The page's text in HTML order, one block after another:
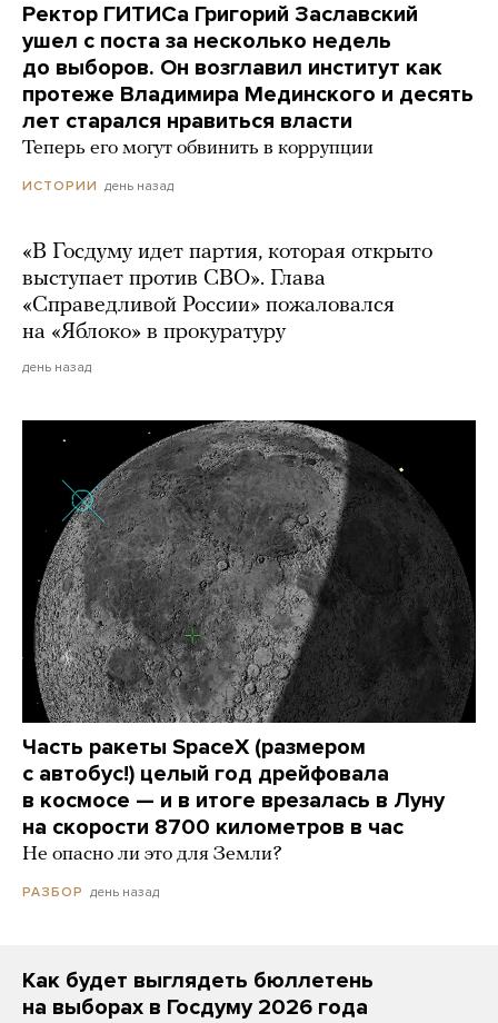
Ректор ГИТИСа Григорий Заславский
ушел с поста за несколько недель
до выборов. Он возглавил институт как
протеже Владимира Мединского и десять
лет старался нравиться власти
Теперь его могут обвинить в коррупции
ИСТОРИИ день назад
«В Госдуму идет партия, которая открыто
выступает против СВО». Глава
«Справедливой России» пожаловался
на «Яблоко» в прокуратуру
день назад
Часть ракеты SpaceX (размером
с автобус!) целый год дрейфовала
в космосе — и в итоге врезалась в Луну
на скорости 8700 километров в час
Не опасно ли это для Земли?
РАЗБОР день назад
Как будет выглядеть бюллетень
на выборах в Госдуму 2026 года